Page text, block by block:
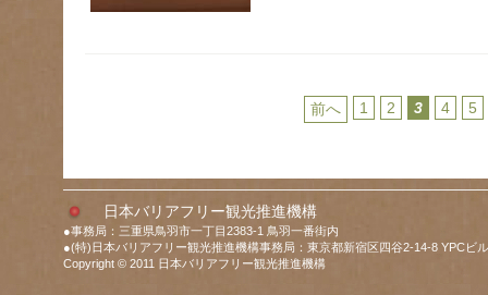
前へ 1 2 3 4 5
日本バリアフリー観光推進機構
●事務局：三重県鳥羽市一丁目2383-1 鳥羽一番街内
●(特)日本バリアフリー観光推進機構事務局：東京都新宿区四谷2-14-8 YPCビ
Copyright © 2011 日本バリアフリー観光推進機構